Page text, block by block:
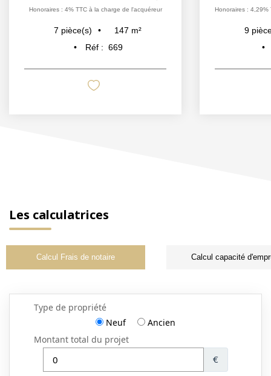
Honoraires : 4% TTC à la charge de l'acquéreur
7 pièce(s) 147 m²
Réf : 669
Honoraires : 4,29%
9
Les calculatrices
Calcul Frais de notaire Calcul capacité